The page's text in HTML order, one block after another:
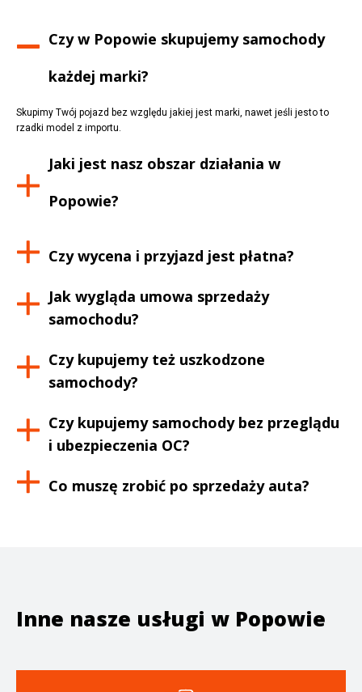
Czy w Popowie skupujemy samochody
każdej marki?
Skupimy Twój pojazd bez względu jakiej jest marki, nawet jeśli jesto to
rzadki model z importu.
Jaki jest nasz obszar działania w
Popowie?
Czy wycena i przyjazd jest płatna?
Jak wygląda umowa sprzedaży
samochodu?
Czy kupujemy też uszkodzone
samochody?
Czy kupujemy samochody bez przeglądu
i ubezpieczenia OC?
Co muszę zrobić po sprzedaży auta?
Inne nasze usługi w Popowie